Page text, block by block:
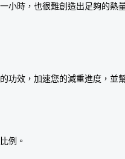
小時，也很難創造出足夠的熱
功效，加速您的減重進度，
例。